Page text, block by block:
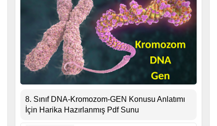
8. Sınıf DNA-Kromozom-GEN Konusu Anlatımı
İçin Harika Hazırlanmış Pdf Sunu